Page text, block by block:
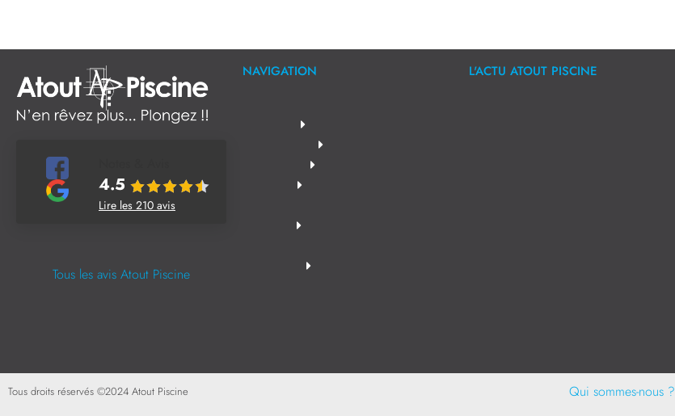
4.5
Lire les 210 avis
Tous les avis Atout Piscine
NAVIGATION L'ACTU ATOUT PISCINE
Tous droits réservés ©2024 Atout Piscine Qui sommes-nous ?